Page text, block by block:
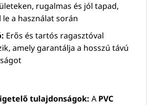
rugalmas és jól tapad,
le a használat során
Erős és tartós ragasztóval
amely garantálja a hosszú távú
tulajdonságok: A PVC